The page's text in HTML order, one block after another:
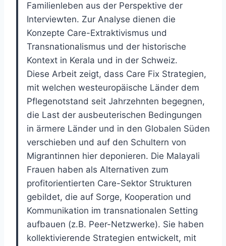
Familienleben aus der Perspektive der
Interviewten. Zur Analyse dienen die
Konzepte Care-Extraktivismus und
Transnationalismus und der historische
Kontext in Kerala und in der Schweiz.
Diese Arbeit zeigt, dass Care Fix Strategien,
mit welchen westeuropäische Länder dem
Pflegenotstand seit Jahrzehnten begegnen,
die Last der ausbeuterischen Bedingungen
in ärmere Länder und in den Globalen Süden
verschieben und auf den Schultern von
Migrantinnen hier deponieren. Die Malayali
Frauen haben als Alternativen zum
profitorientierten Care-Sektor Strukturen
gebildet, die auf Sorge, Kooperation und
Kommunikation im transnationalen Setting
aufbauen (z.B. Peer-Netzwerke). Sie haben
kollektivierende Strategien entwickelt, mit